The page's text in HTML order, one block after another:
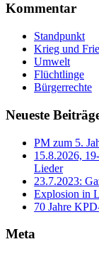
Kommentar
Standpunkt
Krieg und
Umwelt
Flüchtlinge
Bürgerrechte
Neueste
PM zum 5.
15.8.2026,
Lieder
23.7.2023:
Explosion in
70 Jahre
Meta